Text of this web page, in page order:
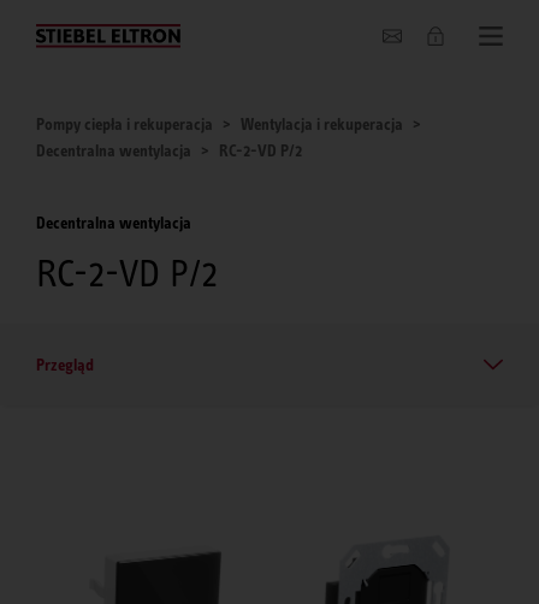
O nas
Pompy ciepła i rekuperacja
Wentylacja i rekuperacja
Decentralna wentylacja
RC-2-VD P/2
Decentralna wentylacja
RC-2-VD P/2
Przegląd